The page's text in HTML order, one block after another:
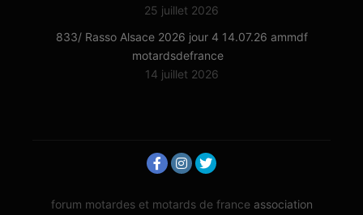
25 juillet 2026
833/ Rasso Alsace 2026 jour 4 14.07.26 ammdf
motardsdefrance
14 juillet 2026
forum motardes et motards de france association